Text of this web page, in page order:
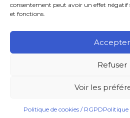
consentement peut avoir un effet négatif
et fonctions.
Accepter
Refuser
Voir les
Politique de cookies / RGPDPolitique
© Copyright 2025 - Human